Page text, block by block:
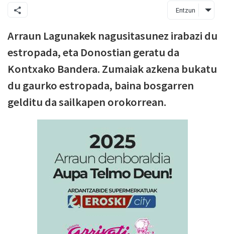
Entzun
Arraun Lagunakek nagusitasunez irabazi du
estropada, eta Donostian geratu da
Kontxako Bandera. Zumaiak azkena bukatu
du gaurko estropada, baina bosgarren
gelditu da sailkapen orokorrean.